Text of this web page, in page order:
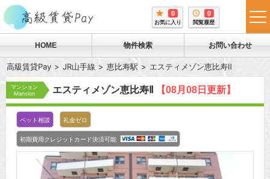
0
お気に入り
0
閲覧履歴
HOME 物件検索 お問い合わせ
高級賃貸Pay JR山手線 恵比寿駅 エスティメゾン恵比寿Ⅱ
マンション
Mansion
エスティメゾン恵比寿Ⅱ 【08月08日更新】
ペット相談 礼金ゼロ
初期費用クレジットカード決済可能